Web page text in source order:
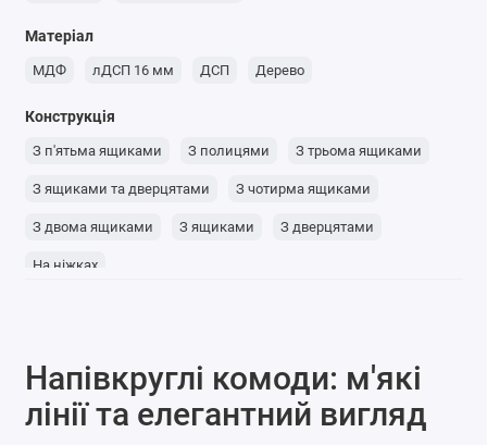
Напівкруглі комоди: м'які
лінії та елегантний вигляд
Матеріал
МДФ лДСП 16 мм ДСП Дерево
Конструкція
З п'ятьма ящиками З полицями З трьома ящиками
З ящиками та дверцятами З чотирма ящиками
З двома ящиками З ящиками З дверцятами
На ніжках